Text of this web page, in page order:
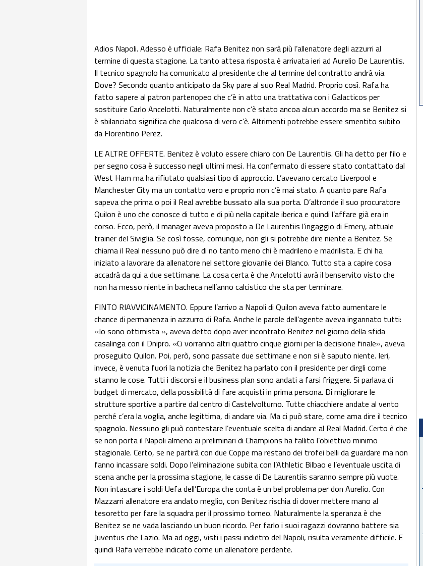
Adios Napoli. Adesso è ufficiale: Rafa Benitez non sarà più l’allenatore degli azzurri al
termine di questa stagione. La tanto attesa risposta è arrivata ieri ad Aurelio De Laurentiis.
Il tecnico spagnolo ha comunicato al presidente che al termine del contratto andrà via.
Dove? Secondo quanto anticipato da Sky pare al suo Real Madrid. Proprio così. Rafa ha
fatto sapere al patron partenopeo che c’è in atto una trattativa con i Galacticos per
sostituire Carlo Ancelotti. Naturalmente non c’è stato ancoa alcun accordo ma se Benitez si
è sbilanciato significa che qualcosa di vero c’è. Altrimenti potrebbe essere smentito subito
da Florentino Perez.
LE ALTRE OFFERTE. Benitez è voluto essere chiaro con De Laurentiis. Gli ha detto per filo e
per segno cosa è successo negli ultimi mesi. Ha confermato di essere stato contattato dal
West Ham ma ha rifiutato qualsiasi tipo di approccio. L’avevano cercato Liverpool e
Manchester City ma un contatto vero e proprio non c’è mai stato. A quanto pare Rafa
sapeva che prima o poi il Real avrebbe bussato alla sua porta. D’altronde il suo procuratore
Quilon è uno che conosce di tutto e di più nella capitale iberica e quindi l’affare già era in
corso. Ecco, però, il manager aveva proposto a De Laurentiis l’ingaggio di Emery, attuale
trainer del Siviglia. Se così fosse, comunque, non gli si potrebbe dire niente a Benitez. Se
chiama il Real nessuno può dire di no tanto meno chi è madrileno e madrilista. E chi ha
iniziato a lavorare da allenatore nel settore giovanile dei Blanco. Tutto sta a capire cosa
accadrà da qui a due settimane. La cosa certa è che Ancelotti avrà il benservito visto che
non ha messo niente in bacheca nell’anno calcistico che sta per terminare.
FINTO RIAVVICINAMENTO. Eppure l’arrivo a Napoli di Quilon aveva fatto aumentare le
chance di permanenza in azzurro di Rafa. Anche le parole dell’agente aveva ingannato tutti:
«Io sono ottimista », aveva detto dopo aver incontrato Benitez nel giorno della sfida
casalinga con il Dnipro. «Ci vorranno altri quattro cinque giorni per la decisione finale», aveva
proseguito Quilon. Poi, però, sono passate due settimane e non si è saputo niente. Ieri,
invece, è venuta fuori la notizia che Benitez ha parlato con il presidente per dirgli come
stanno le cose. Tutti i discorsi e il business plan sono andati a farsi friggere. Si parlava di
budget di mercato, della possibilità di fare acquisti in prima persona. Di migliorare le
strutture sportive a partire dal centro di Castelvolturno. Tutte chiacchiere andate al vento
perché c’era la voglia, anche legittima, di andare via. Ma ci può stare, come ama dire il tecnico
spagnolo. Nessuno gli può contestare l’eventuale scelta di andare al Real Madrid. Certo è che
se non porta il Napoli almeno ai preliminari di Champions ha fallito l’obiettivo minimo
stagionale. Certo, se ne partirà con due Coppe ma restano dei trofei belli da guardare ma non
fanno incassare soldi. Dopo l’eliminazione subita con l’Athletic Bilbao e l’eventuale uscita di
scena anche per la prossima stagione, le casse di De Laurentiis saranno sempre più vuote.
Non intascare i soldi Uefa dell’Europa che conta è un bel problema per don Aurelio. Con
Mazzarri allenatore era andato meglio, con Benitez rischia di dover mettere mano al
tesoretto per fare la squadra per il prossimo torneo. Naturalmente la speranza è che
Benitez se ne vada lasciando un buon ricordo. Per farlo i suoi ragazzi dovranno battere sia
Juventus che Lazio. Ma ad oggi, visti i passi indietro del Napoli, risulta veramente difficile. E
quindi Rafa verrebbe indicato come un allenatore perdente.